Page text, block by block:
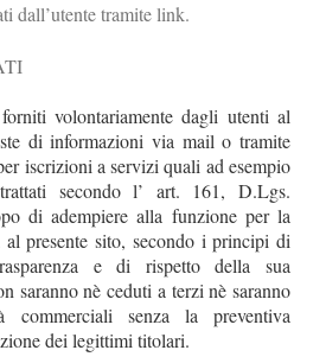
dall’utente tramite link.
volontariamente dagli utenti al
di informazioni via mail o tramite
iscrizioni a servizi quali ad esempio
secondo l’ art. 161, D.Lgs.
di adempiere alla funzione per la
presente sito, secondo i principi di
e di rispetto della sua
saranno nè ceduti a terzi nè saranno
commerciali senza la preventiva
dei legittimi titolari.